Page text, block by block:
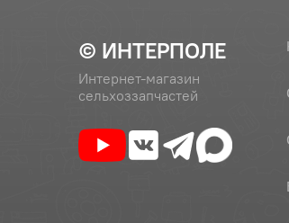
© ИНТЕРПОЛЕ
Интернет-магазин
сельхоззапчастей